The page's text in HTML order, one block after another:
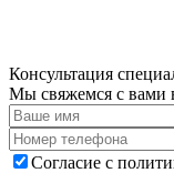
Консультация
Мы свяжемся с вами
Cогласие с